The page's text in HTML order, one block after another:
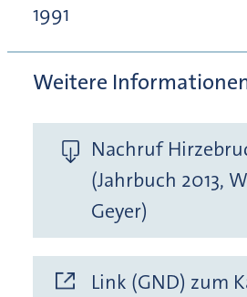
1991
Weitere
Nachruf
(Jahrbuch 2013,
Geyer)
Link (GND) zum